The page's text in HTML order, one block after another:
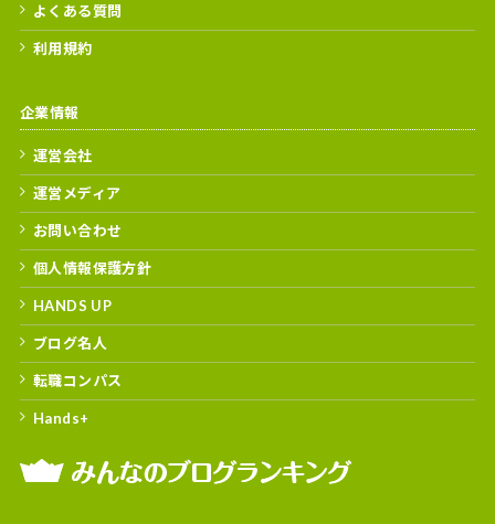
よくある質問
利用規約
企業情報
運営会社
運営メディア
お問い合わせ
個人情報保護方針
HANDS UP
ブログ名人
転職コンパス
Hands+